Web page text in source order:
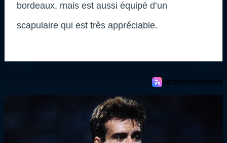
bordeaux, mais est aussi équipé d’un
scapulaire qui est très appréciable.